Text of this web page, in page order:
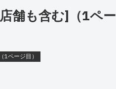
舗も含む]（1ペー
ページ目）